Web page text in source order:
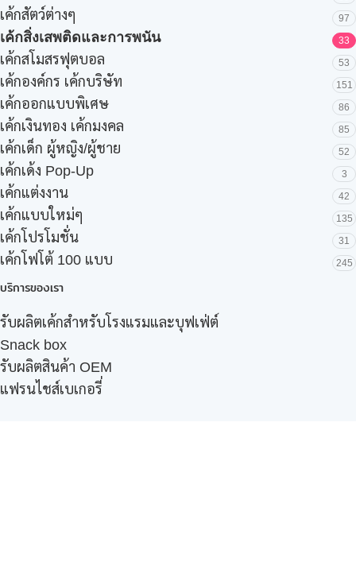
เค้กสัตว์ต่างๆ 97
เค้กสิ่งเสพติดและการพนัน 33
เค้กสโมสรฟุตบอล 53
เค้กองค์กร เค้กบริษัท 151
เค้กออกแบบพิเศษ 86
เค้กเงินทอง เค้กมงคล 85
เค้กเด็ก ผู้หญิง/ผู้ชาย 52
เค้กเด้ง Pop-Up 3
เค้กแต่งงาน 42
เค้กแบบใหม่ๆ 135
เค้กโปรโมชั่น 31
เค้กโฟโต้ 100 แบบ 245
บริการของเรา
รับผลิตเค้กสำหรับโรงแรมและบุฟเฟ่ต์
Snack box
รับผลิตสินค้า OEM
แฟรนไชส์เบเกอรี่